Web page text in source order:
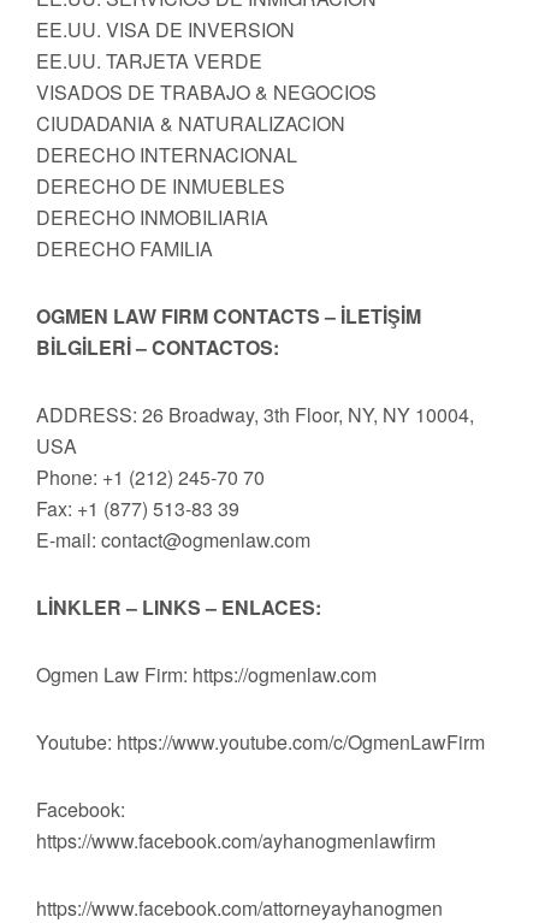
EE.UU. VISA DE INVERSION
EE.UU. TARJETA VERDE
VISADOS DE TRABAJO & NEGOCIOS
CIUDADANIA & NATURALIZACION
DERECHO INTERNACIONAL
DERECHO DE INMUEBLES
DERECHO INMOBILIARIA
DERECHO FAMILIA
OGMEN LAW FIRM CONTACTS – İLETİŞİM
BİLGİLERİ – CONTACTOS:
ADDRESS: 26 Broadway, 3th Floor, NY, NY 10004,
USA
Phone: +1 (212) 245-70 70
Fax: +1 (877) 513-83 39
E-mail: contact@ogmenlaw.com
LİNKLER – LINKS – ENLACES:
Ogmen Law Firm: https://ogmenlaw.com
Youtube: https://www.youtube.com/c/OgmenLawFirm
Facebook:
https://www.facebook.com/ayhanogmenlawfirm
https://www.facebook.com/attorneyayhanogmen